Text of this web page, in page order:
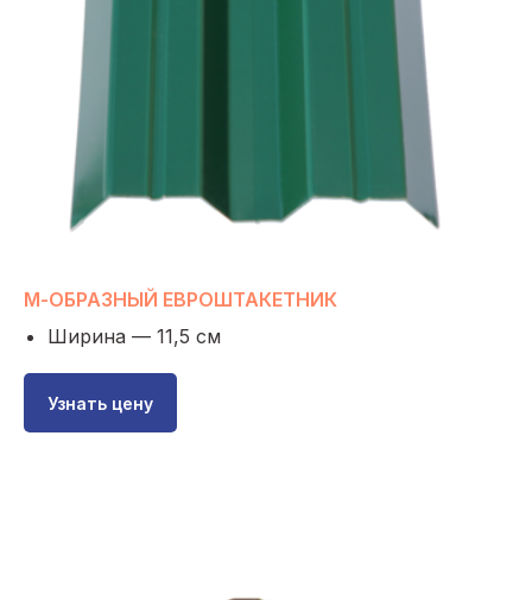
М-ОБРАЗНЫЙ ЕВРОШТАКЕТНИК
Ширина — 11,5 см
Узнать цену